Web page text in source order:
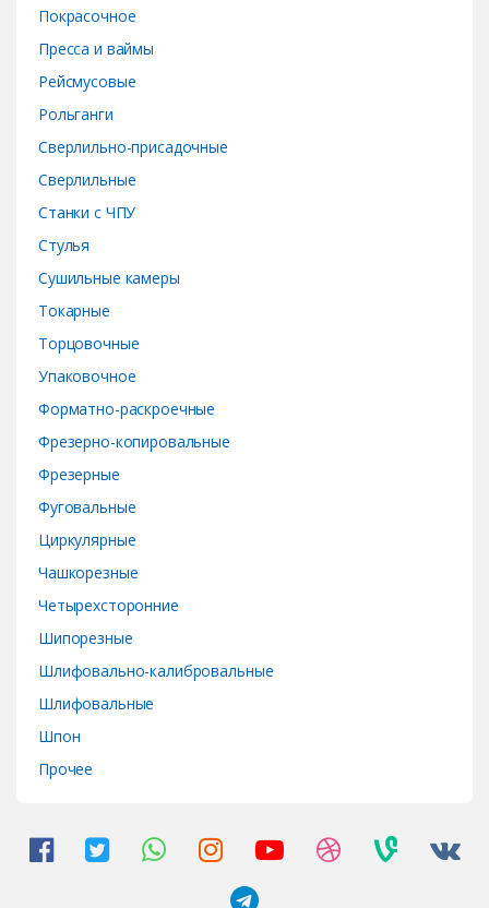
Покрасочное
Пресса и ваймы
Рейсмусовые
Рольганги
Сверлильно-присадочные
Сверлильные
Станки с ЧПУ
Стулья
Сушильные камеры
Токарные
Торцовочные
Упаковочное
Форматно-раскроечные
Фрезерно-копировальные
Фрезерные
Фуговальные
Циркулярные
Чашкорезные
Четырехсторонние
Шипорезные
Шлифовально-калибровальные
Шлифовальные
Шпон
Прочее